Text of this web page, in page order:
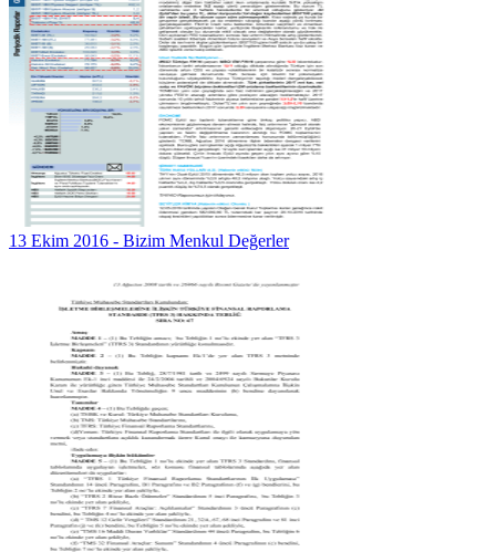
13 Ekim 2016 - Bizim Menkul Değerler